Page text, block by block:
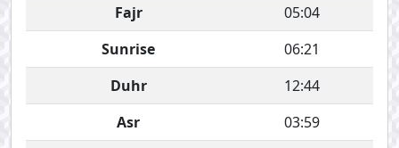
Fajr
05:04
Sunrise
06:21
Duhr
12:44
Asr
03:59